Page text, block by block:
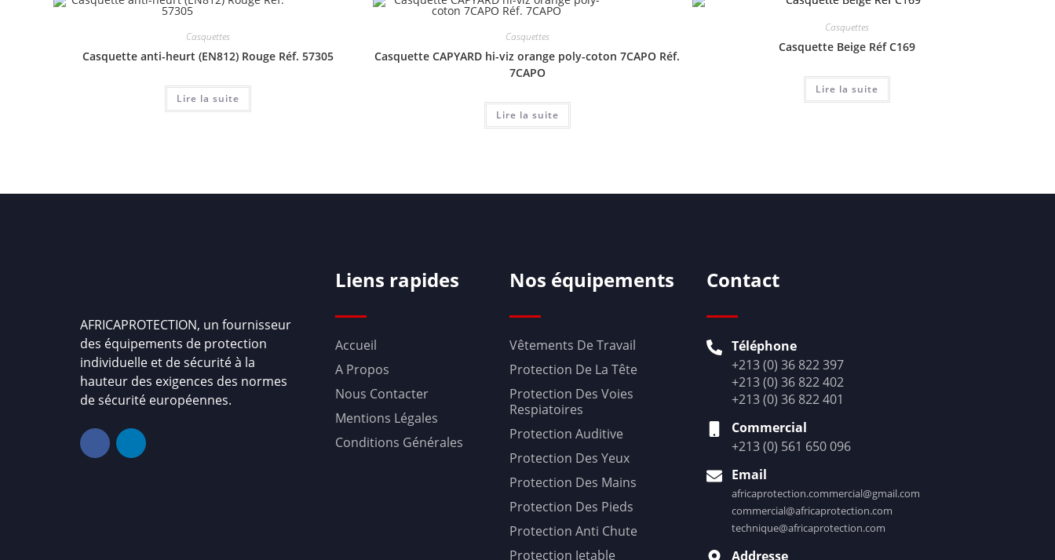
Casquettes
Casquette anti-heurt (EN812) Rouge Réf. 57305
Lire la suite
Casquettes
Casquette CAPYARD hi-viz orange poly-coton 7CAPO Réf.
7CAPO
Lire la suite
Casquettes
Casquette Beige Réf C169
Lire la suite
AFRICAPROTECTION, un fournisseur
des équipements de protection
individuelle et de sécurité à la
hauteur des exigences des normes
de sécurité européennes.
Liens rapides
Accueil
A Propos
Nous Contacter
Mentions Légales
Conditions Générales
Nos équipements
Vêtements De Travail
Protection De La Tête
Protection Des Voies
Respiatoires
Protection Auditive
Protection Des Yeux
Protection Des Mains
Protection Des Pieds
Protection Anti Chute
Protection Jetable
Contact
Téléphone
+213 (0) 36 822 397
+213 (0) 36 822 402
+213 (0) 36 822 401
Commercial
+213 (0) 561 650 096
Email
africaprotection.commercial@gmail.com
commercial@africaprotection.com
technique@africaprotection.com
Addresse